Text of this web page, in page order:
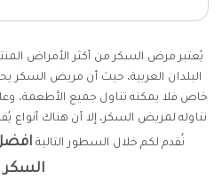
يُعتبر مرض السكر من أكثر الأمراض
البلدان العربية، حيث أن مريض السكر
خاص فلا يمكنه تناول جميع الأطعمة،
تناوله لمريض السكر، إلا أن هناك أنواع
نُقدم لكم خلال السطور التالية
السكر.